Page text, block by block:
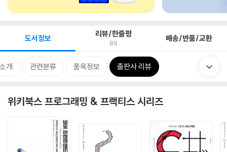
도서정보 리뷰/한줄평
89 배송/반품/교환
개 관련분류 품목정보 출판사 리뷰
위키북스 프로그래밍 & 프랙티스 시리즈